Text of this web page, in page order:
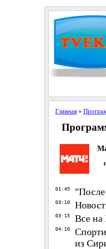
Главная»
01:45
03:10
03:15 Все на
04:10
из